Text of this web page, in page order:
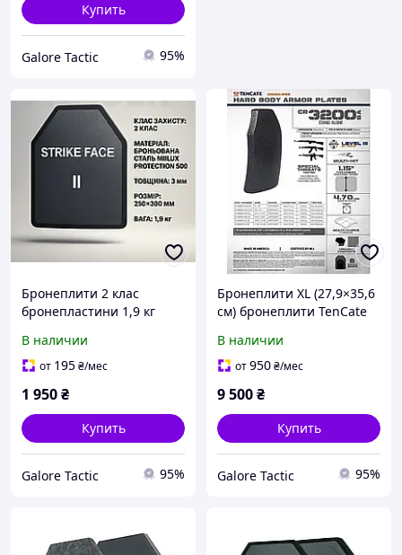
Купить
Galore Tactic 95%
Бронеплити 2 клас
бронепластини 1,9 кг
защиты (1.9 кг)
бронеплиты 2 класса
класс
В наличии
от 195₴/мес
1 950₴
Купить
Galore Tactic 95%
Бронеплити XL (27,9×35,6
см) бронеплити TenCate
+ кераміка бронеплити
2,81 кг керамічні
В наличии
от950₴/мес
9 500₴
Купить
Galore Tactic 95%